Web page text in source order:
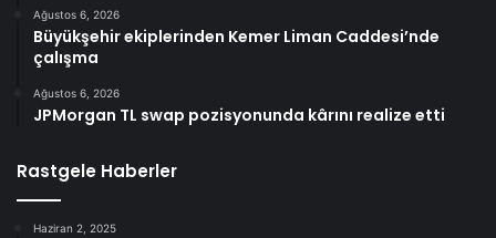
Ağustos 6, 2026
Büyükşehir ekiplerinden Kemer Liman Caddesi’nde
çalışma
Ağustos 6, 2026
JPMorgan TL swap pozisyonunda kârını realize etti
Rastgele Haberler
Haziran 2, 2025